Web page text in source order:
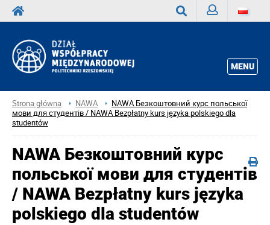
MENU
Strona główna NAWA
NAWA Безкоштовний курс польської
мови для студентів / NAWA Bezpłatny kurs języka polskiego dla
studentów
NAWA Безкоштовний курс
польської мови для студентів
/ NAWA Bezpłatny kurs języka
polskiego dla studentów